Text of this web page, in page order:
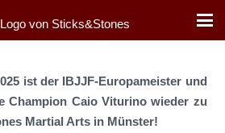
ist der IBJJF-Europameister und
Champion Caio Viturino wieder zu
Martial Arts in Münster!